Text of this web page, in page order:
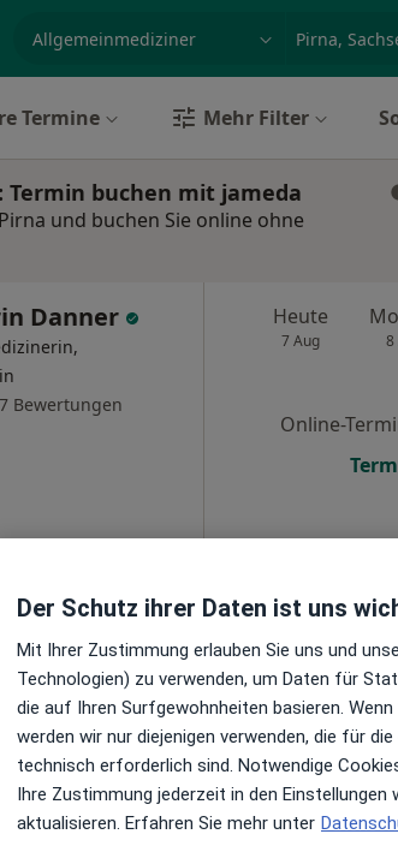
Termine Mehr Filter
buchen mit jameda
und buchen Sie online ohne
Danner
Bewertungen
Google Maps
Praxis Dr. Kathrin Danner Fachärztin f. Allgemeinmedizin
Heute
7 Aug 8
Online-
Heute
7 Aug 8
Online-
Der Schutz ihrer Daten ist uns
Mit Ihrer Zustimmung erlauben Sie uns und
Technologien) zu verwenden, um Daten für
die auf Ihren Surfgewohnheiten basieren.
werden wir nur diejenigen verwenden, die für
technisch erforderlich sind. Notwendige
Ihre Zustimmung jederzeit in den
aktualisieren. Erfahren Sie mehr unter